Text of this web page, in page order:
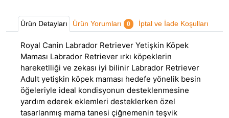
Ürün Detayları Ürün Yorumları 0 İptal ve İade Koşulları
Royal Canin Labrador Retriever Yetişkin Köpek
Maması Labrador Retriever ırkı köpeklerin
hareketlliği ve zekası iyi bilinir Labrador Retriever
Adult yetişkin köpek maması hedefe yönelik besin
öğeleriyle ideal kondisyonun desteklenmesine
yardım ederek eklemleri desteklerken özel
tasarlanmış mama tanesi çiğnemenin teşvik